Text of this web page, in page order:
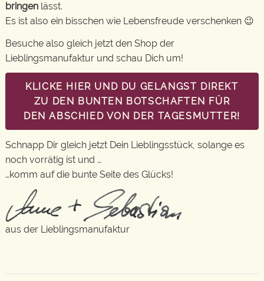
bringen lässt.
Es ist also ein bisschen wie Lebensfreude verschenken 😉
Besuche also gleich jetzt den Shop der
Lieblingsmanufaktur und schau Dich um!
KLICKE HIER UND DU GELANGST DIREKT
ZU DEN BUNTEN BOTSCHAFTEN FÜR
DEN ABSCHIED VON DER TAGESMUTTER!
Schnapp Dir gleich jetzt Dein Lieblingsstück, solange es
noch vorrätig ist und …
…komm auf die bunte Seite des Glücks!
aus der Lieblingsmanufaktur